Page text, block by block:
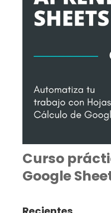
Curso
Google